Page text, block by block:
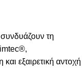
τη
εξαιρετική αντοχή